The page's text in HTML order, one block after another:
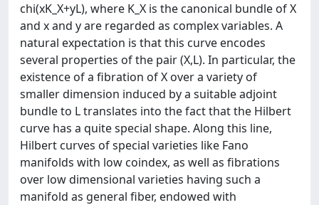
chi(xK_X+yL), where K_X is the canonical bundle of X
and x and y are regarded as complex variables. A
natural expectation is that this curve encodes
several properties of the pair (X,L). In particular, the
existence of a fibration of X over a variety of
smaller dimension induced by a suitable adjoint
bundle to L translates into the fact that the Hilbert
curve has a quite special shape. Along this line,
Hilbert curves of special varieties like Fano
manifolds with low coindex, as well as fibrations
over low dimensional varieties having such a
manifold as general fiber, endowed with